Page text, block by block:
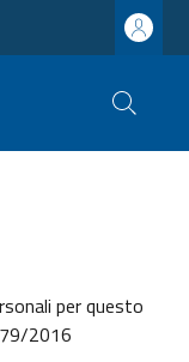
per questo
2016